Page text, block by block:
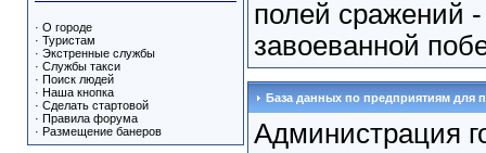
· О городе
· Туристам
· Экстренные службы
· Службы такси
· Поиск людей
· Наша кнопка
· Сделать стартовой
· Правила форума
· Размещение банеров
полей сражений
завоеванной
База данных по предприятиям для
Администрация